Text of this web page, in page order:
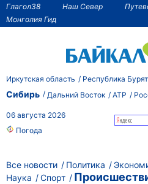
Глагол38 Наш Север
Монголия Гид
Иркутская область Республика
Сибирь Дальний Восток АТР
06 августа 2026
Погода
Все новости Политика
Наука
Спорт